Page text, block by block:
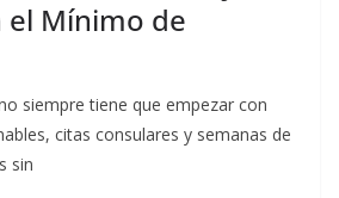
Mínimo de
siempre tiene que empezar con
citas consulares y semanas de
sin